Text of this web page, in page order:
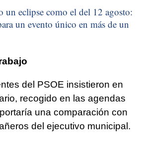
un eclipse como el del 12 agosto:
un evento único en más de un
del PSOE insistieron en
recogido en las agendas
una comparación con
del ejecutivo municipal.